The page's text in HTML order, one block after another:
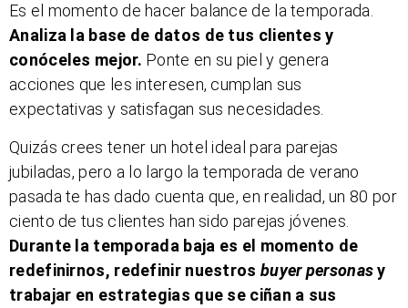
Es el momento de hacer balance de la temporada.
Analiza la base de datos de tus clientes y
conóceles mejor. Ponte en su piel y genera
acciones que les interesen, cumplan sus
expectativas y satisfagan sus necesidades.
Quizás crees tener un hotel ideal para parejas
jubiladas, pero a lo largo la temporada de verano
pasada te has dado cuenta que, en realidad, un 80 por
ciento de tus clientes han sido parejas jóvenes.
Durante la temporada baja es el momento de
redefinirnos, redefinir nuestros buyer personasy
trabajar en estrategias que se ciñan a sus